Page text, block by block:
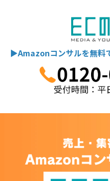
▶Amazonコンサルを無料